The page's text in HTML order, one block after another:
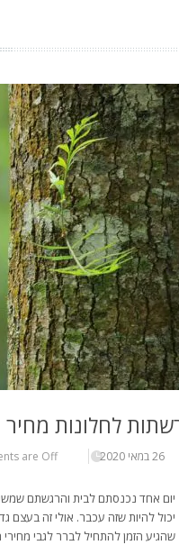
לחלונות מחיר
26 במאי 2020 are Off
יום אחד נכנסתם לבית והרגשתם
יכול להיות שזה עכבר. אולי זה בעצם
שהגיע הזמן להתחיל לברר לגבי